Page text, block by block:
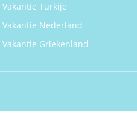
Vakantie Turkije
Vakantie Nederland
Vakantie Griekenland